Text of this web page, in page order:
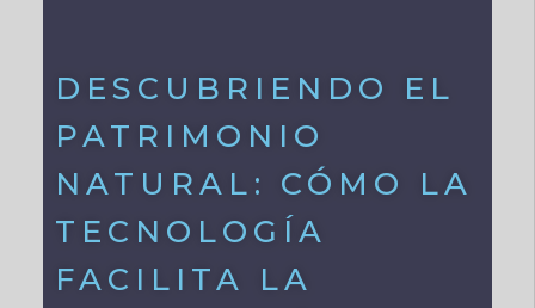
DESCUBRIENDO EL
PATRIMONIO
NATURAL: CÓMO LA
TECNOLOGÍA
FACILITA LA